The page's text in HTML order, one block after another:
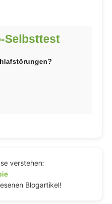
Selbsttest
verstehen:
Blogartikel!